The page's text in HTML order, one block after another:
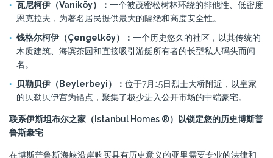
瓦尼柯伊（Vaniköy）： 一个被茂密松树林环绕的排他性、低密度
恩克拉夫，为著名居民提供最大的隔绝和高度安全性。
钱格尔柯伊（Çengelköy）： 一个历史悠久的社区，以其传统的
木质建筑、海滨茶园和直接吸引游艇所有者的长型私人码头而闻
名。
贝勒贝伊（Beylerbeyi）： 位于7月15日烈士大桥附近，以皇家
的贝勒贝伊宫为锚点，聚集了极少进入公开市场的中端豪宅。
联系伊斯坦布尔之家（Istanbul Homes ®）以锁定您的历史博斯普
鲁斯豪宅
在博斯普鲁斯海峡沿岸购买具有历史意义的亚里需要专业的法律和